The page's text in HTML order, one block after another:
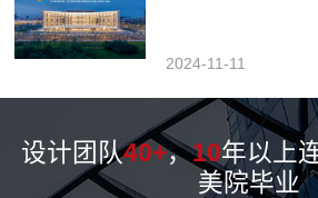
2024-11-11
设计团队40+，10年以上
美院毕业